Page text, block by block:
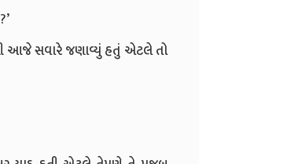
આજે સવારે જણાવ્યું હતું એટલે તો